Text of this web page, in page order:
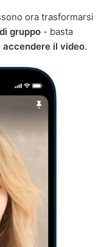
ora trasformarsi
gruppo - basta
accendere il video.